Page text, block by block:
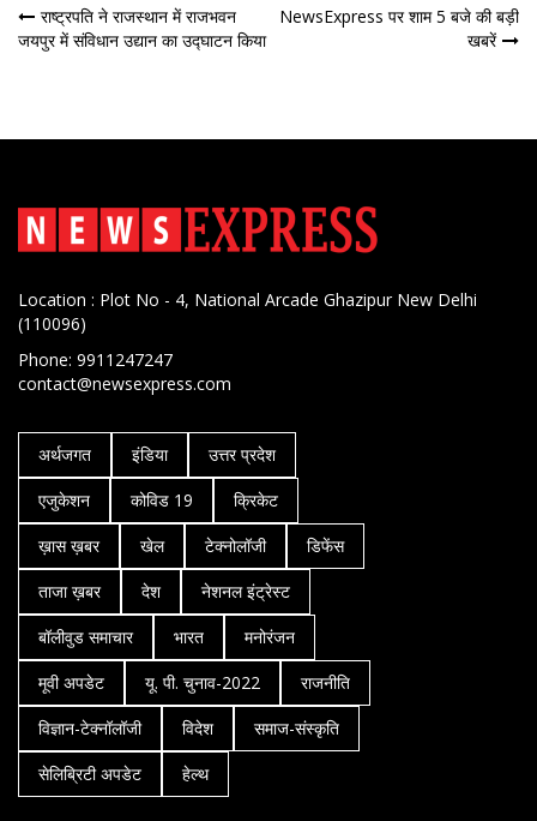
पोस्ट
नेविगेशन
राष्ट्रपति ने राजस्‍थान में राजभवन
जयपुर में संविधान उद्यान का उद्घाटन किया
NewsExpress पर शाम 5 बजे की बड़ी
खबरें
Location : Plot No - 4, National Arcade Ghazipur New Delhi
(110096)
Phone: 9911247247
contact@newsexpress.com
अर्थजगत इंडिया
उत्तर प्रदेश
एजुकेशन
कोविड 19
क्रिकेट
ख़ास ख़बर
खेल टेक्नोलॉजी
डिफेंस
ताजा ख़बर
देश
नेशनल इंट्रेस्ट
बॉलीवुड समाचार
भारत
मनोरंजन
मूवी अपडेट
यू. पी. चुनाव-2022
राजनीति
विज्ञान-टेक्नॉलॉजी
विदेश
समाज-संस्कृति
सेलिब्रिटी अपडेट
हेल्थ